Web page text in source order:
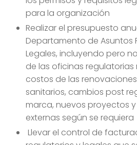
para la organización
Realizar el presupuesto
Departamento de Asuntos
Legales, incluyendo pero
de las oficinas regulatorias
costos de las
sanitarios, cambios post
marca, nuevos proyectos
externas según se requiera
Llevar el control de